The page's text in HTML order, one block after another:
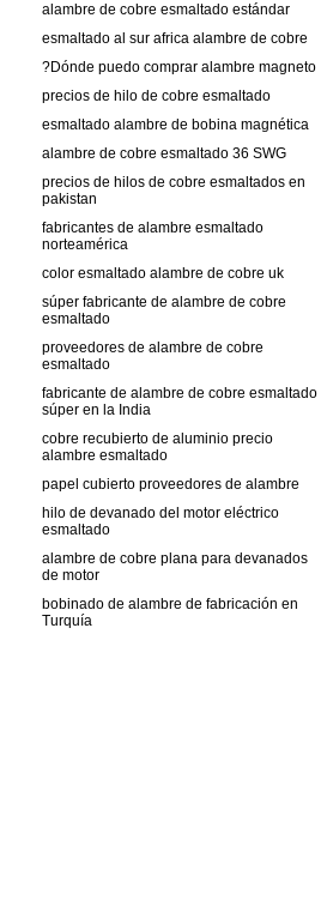
alambre de cobre esmaltado estándar
esmaltado al sur africa alambre de cobre
?Dónde puedo comprar alambre magneto
precios de hilo de cobre esmaltado
esmaltado alambre de bobina magnética
alambre de cobre esmaltado 36 SWG
precios de hilos de cobre esmaltados en
pakistan
fabricantes de alambre esmaltado
norteamérica
color esmaltado alambre de cobre uk
súper fabricante de alambre de cobre
esmaltado
proveedores de alambre de cobre
esmaltado
fabricante de alambre de cobre esmaltado
súper en la India
cobre recubierto de aluminio precio
alambre esmaltado
papel cubierto proveedores de alambre
hilo de devanado del motor eléctrico
esmaltado
alambre de cobre plana para devanados
de motor
bobinado de alambre de fabricación en
Turquía